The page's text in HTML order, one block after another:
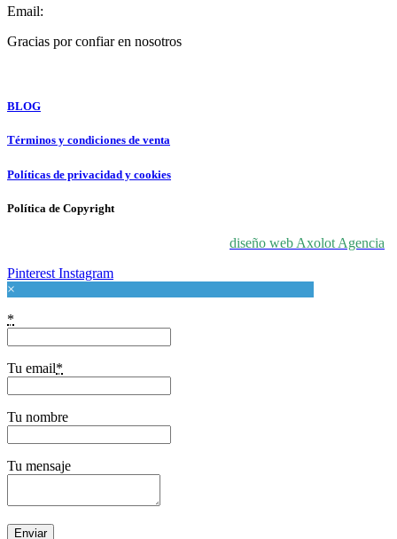
Email:
Gracias por confiar en nosotros
BLOG
Términos y condiciones de venta
Políticas de privacidad y cookies
Política de Copyright
diseño web Axolot Agencia
Pinterest Instagram
×
*
Tu email*
Tu nombre
Tu mensaje